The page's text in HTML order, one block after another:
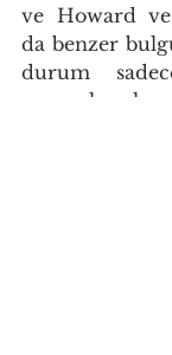
ve Howard ve
da benzer
durum